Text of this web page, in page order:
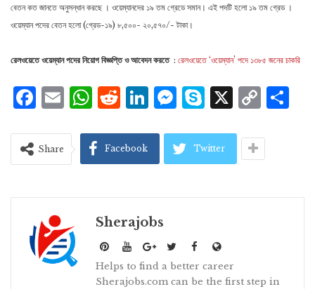
বেতন কত জানতে অনুসন্ধান করছে । ওয়েম্যানদের ১৯ তম গ্রেডে সমান। এই পদটি হলো ১৯ তম গ্রেড ।
ওয়েম্যান পদের বেতন হলো (গ্রেড-১৯) ৮,৫০০- ২০,৫৭০/- টাকা।
রেলওয়েতে ওয়েম্যান পদের নিয়োগ বিজ্ঞপ্তি ও আবেদন করতে : রেলওয়েতে ‘ওয়েম্যান’ পদে ১৩৮৫ জনের চাকরি
Facebook
Email
WhatsApp
Reddit
LinkedIn
Messenger
Skype
X
Share Facebook Twitter
Sherajobs
Helps to find a better career
Sherajobs.com can be the first step in